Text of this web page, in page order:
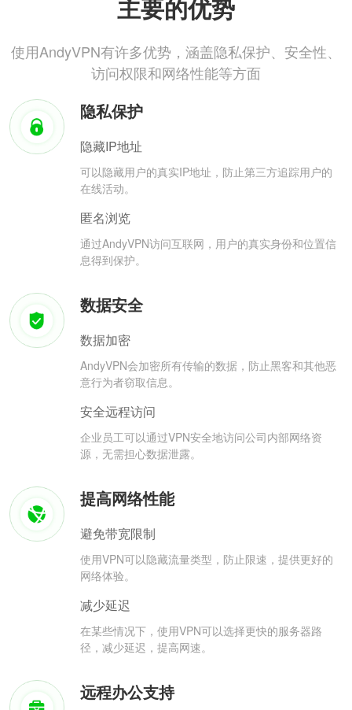
主要的优势
使用AndyVPN有许多优势，涵盖隐私保护、安全性、
访问权限和网络性能等方面
隐私保护
隐藏IP地址
可以隐藏用户的真实IP地址，防止第三方追踪用户的
在线活动。
匿名浏览
通过AndyVPN访问互联网，用户的真实身份和位置信
息得到保护。
数据安全
数据加密
AndyVPN会加密所有传输的数据，防止黑客和其他恶
意行为者窃取信息。
安全远程访问
企业员工可以通过VPN安全地访问公司内部网络资
源，无需担心数据泄露。
提高网络性能
避免带宽限制
使用VPN可以隐藏流量类型，防止限速，提供更好的
网络体验。
减少延迟
在某些情况下，使用VPN可以选择更快的服务器路
径，减少延迟，提高网速。
远程办公支持